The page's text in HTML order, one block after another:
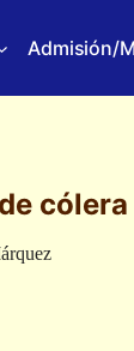
Admisión/
cólera